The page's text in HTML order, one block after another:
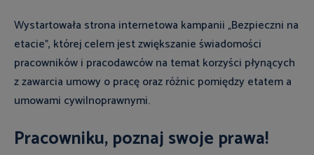
Wystartowała strona internetowa kampanii „Bezpieczni na
etacie”, której celem jest zwiększanie świadomości
pracowników i pracodawców na temat korzyści płynących
z zawarcia umowy o pracę oraz różnic pomiędzy etatem a
umowami cywilnoprawnymi.
Pracowniku, poznaj swoje prawa!